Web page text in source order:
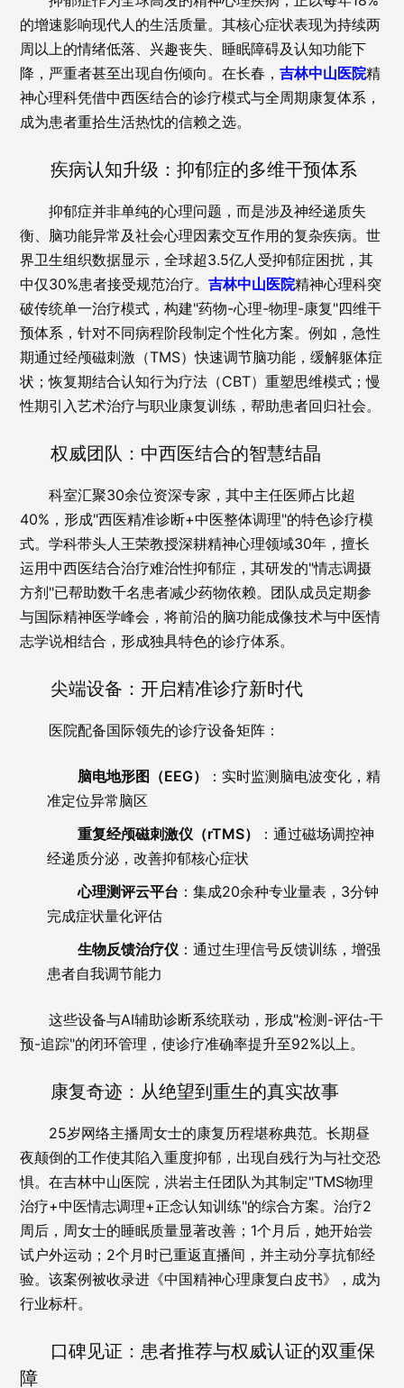
的增速影响现代人的生活质量。其核心症状表现为持续两
周以上的情绪低落、兴趣丧失、睡眠障碍及认知功能下
降，严重者甚至出现自伤倾向。在长春，吉林中山医院精
神心理科凭借中西医结合的诊疗模式与全周期康复体系，
成为患者重拾生活热忱的信赖之选。
疾病认知升级：抑郁症的多维干预体系
抑郁症并非单纯的心理问题，而是涉及神经递质失
衡、脑功能异常及社会心理因素交互作用的复杂疾病。世
界卫生组织数据显示，全球超3.5亿人受抑郁症困扰，其
中仅30%患者接受规范治疗。吉林中山医院精神心理科突
破传统单一治疗模式，构建"药物-心理-物理-康复"四维干
预体系，针对不同病程阶段制定个性化方案。例如，急性
期通过经颅磁刺激（TMS）快速调节脑功能，缓解躯体症
状；恢复期结合认知行为疗法（CBT）重塑思维模式；慢
性期引入艺术治疗与职业康复训练，帮助患者回归社会。
权威团队：中西医结合的智慧结晶
科室汇聚30余位资深专家，其中主任医师占比超
40%，形成"西医精准诊断+中医整体调理"的特色诊疗模
式。学科带头人王荣教授深耕精神心理领域30年，擅长
运用中西医结合治疗难治性抑郁症，其研发的"情志调摄
方剂"已帮助数千名患者减少药物依赖。团队成员定期参
与国际精神医学峰会，将前沿的脑功能成像技术与中医情
志学说相结合，形成独具特色的诊疗体系。
尖端设备：开启精准诊疗新时代
医院配备国际领先的诊疗设备矩阵：
脑电地形图（EEG）
：实时监测脑电波变化，精
准定位异常脑区
重复经颅磁刺激仪（rTMS）
：通过磁场调控神
经递质分泌，改善抑郁核心症状
心理测评云平台 ：集成20余种专业量表，3分钟
完成症状量化评估
生物反馈治疗仪：通过生理信号反馈训练，增强
患者自我调节能力
这些设备与AI辅助诊断系统联动，形成"检测-评估-干
预-追踪"的闭环管理，使诊疗准确率提升至92%以上。
康复奇迹：从绝望到重生的真实故事
25岁网络主播周女士的康复历程堪称典范。长期昼
夜颠倒的工作使其陷入重度抑郁，出现自残行为与社交恐
惧。在吉林中山医院，洪岩主任团队为其制定"TMS物理
治疗+中医情志调理+正念认知训练"的综合方案。治疗2
周后，周女士的睡眠质量显著改善；1个月后，她开始尝
试户外运动；2个月时已重返直播间，并主动分享抗郁经
验。该案例被收录进《中国精神心理康复白皮书》，成为
行业标杆。
口碑见证：患者推荐与权威认证的双重保
障